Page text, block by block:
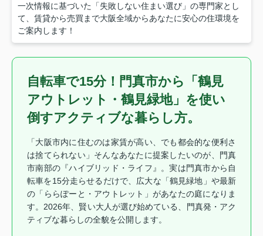
一次情報に基づいた「失敗しない住まい選び」の専門家とし
て、賃貸から売買まで大阪全域からあなたに安心の住環境を
ご案内します！
自転車で15分！門真市から「鶴見
アウトレット・鶴見緑地」を使い
倒すアクティブな暮らし方。
「大阪市内に住むのは家賃が高い、でも都会的な便利さ
は捨てられない」そんなあなたに提案したいのが、門真
市南部の『ハイブリッド・ライフ』。実は門真市から自
転車を15分走らせるだけで、広大な「鶴見緑地」や最新
の「ららぽーと・アウトレット」があなたの庭になりま
す。2026年、賢い大人が選び始めている、門真発・アク
ティブな暮らしの全貌を公開します。